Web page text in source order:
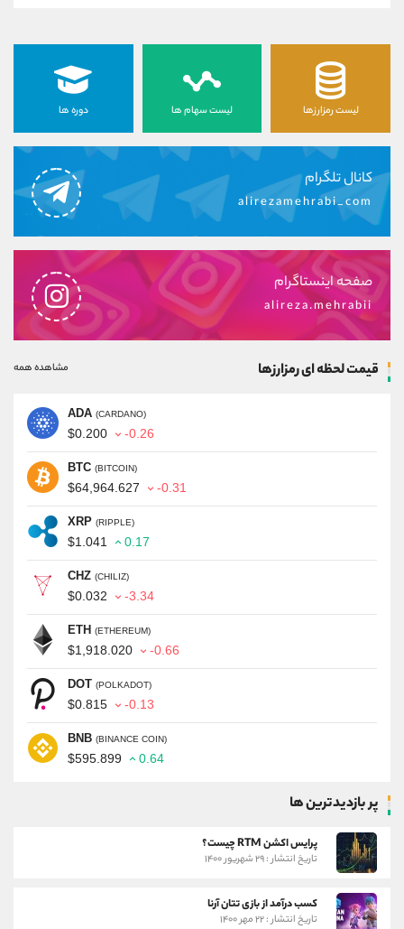
لیست رمزارزها لیست سهام ها دوره ها
کانال تلگرام
alirezamehrabi_com
صفحه اینستاگرام
alireza.mehrabii
قیمت لحظه ای رمزارزها مشاهده همه
ADA (CARDANO)
$0.200 -0.26
BTC (BITCOIN)
$64,964.627 -0.31
XRP (RIPPLE)
$1.041 0.17
CHZ (CHILIZ)
$0.032 -3.34
ETH (ETHEREUM)
$1,918.020 -0.66
DOT (POLKADOT)
$0.815 -0.13
BNB (BINANCE COIN)
$595.899 0.64
پر بازدیدترین ها
پرایس اکشن RTM چیست؟
تاریخ انتشار : ۲۹ شهریور ۱۴۰۰
کسب درآمد از بازی تتان آرنا
تاریخ انتشار : ۲۲ مهر ۱۴۰۰